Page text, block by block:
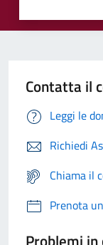
Contatta il
Leggi le
Richiedi
Chiama il
Prenota